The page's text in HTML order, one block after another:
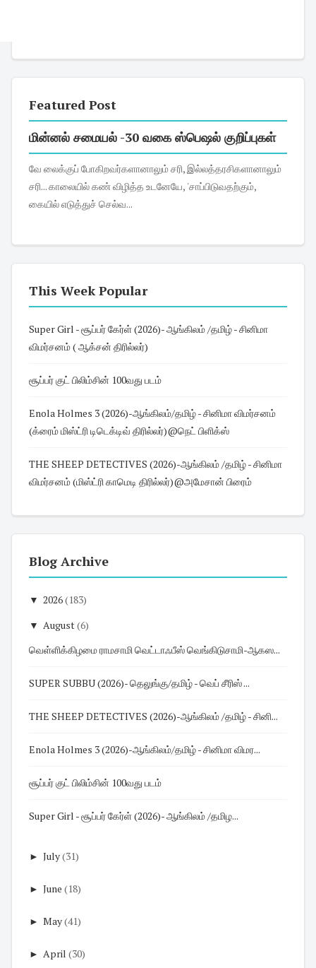
Featured Post
மின்னல் சமையல் -30 வகை ஸ்பெஷல் குறிப்புகள்
வே லைக்குப் போகிறவர்களானாலும் சரி, இல்லத்தரசிகளானாலும்
சரி... காலையில் கண் விழித்த உடனேயே, 'சாப்பிடுவதற்கும்,
கையில் எடுத்துச் செல்வ...
This Week Popular
Super Girl - சூப்பர் கேர்ள் (2026)- ஆங்கிலம் /தமிழ் - சினிமா
விமர்சனம் ( ஆக்சன் திரில்லர்)
சூப்பர் குட் பிலிம்சின் 100வது படம்
Enola Holmes 3 (2026)-ஆங்கிலம்/தமிழ் - சினிமா விமர்சனம்
(க்ரைம் மிஸ்ட்ரி டிடெக்டிவ் திரில்லர்)@நெட் பிளிக்ஸ்
THE SHEEP DETECTIVES (2026)-ஆங்கிலம் /தமிழ் - சினிமா
விமர்சனம் (மிஸ்ட்ரி காமெடி திரில்லர்)@அமேசான் பிரைம்
Blog Archive
▼ 2026(183)
▼ August(6)
வெள்ளிக்கிழமை ராமசாமி வெட்டாஃபீஸ் வெங்கிடுசாமி-ஆகஸ...
SUPER SUBBU (2026)- தெலுங்கு/தமிழ் - வெப் சீரிஸ் ...
THE SHEEP DETECTIVES (2026)-ஆங்கிலம் /தமிழ் - சினி...
Enola Holmes 3 (2026)-ஆங்கிலம்/தமிழ் - சினிமா விமர...
சூப்பர் குட் பிலிம்சின் 100வது படம்
Super Girl - சூப்பர் கேர்ள் (2026)- ஆங்கிலம் /தமிழ...
► July(31)
► June (18)
► May(41)
► April (30)